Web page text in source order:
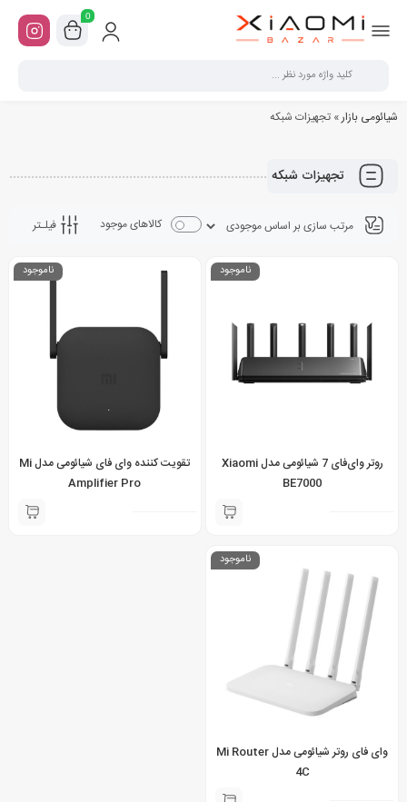
0
شیائومی بازار» تجهیزات شبکه
تجهیزات شبکه
فیلـتر کالاهای موجود
ناموجود
روتر وای‌فای 7 شیائومی مدل Xiaomi
BE7000
ناموجود
تقویت کننده وای فای شیائومی مدل Mi
Amplifier Pro
ناموجود
وای فای روتر شیائومی مدل Mi Router
4C